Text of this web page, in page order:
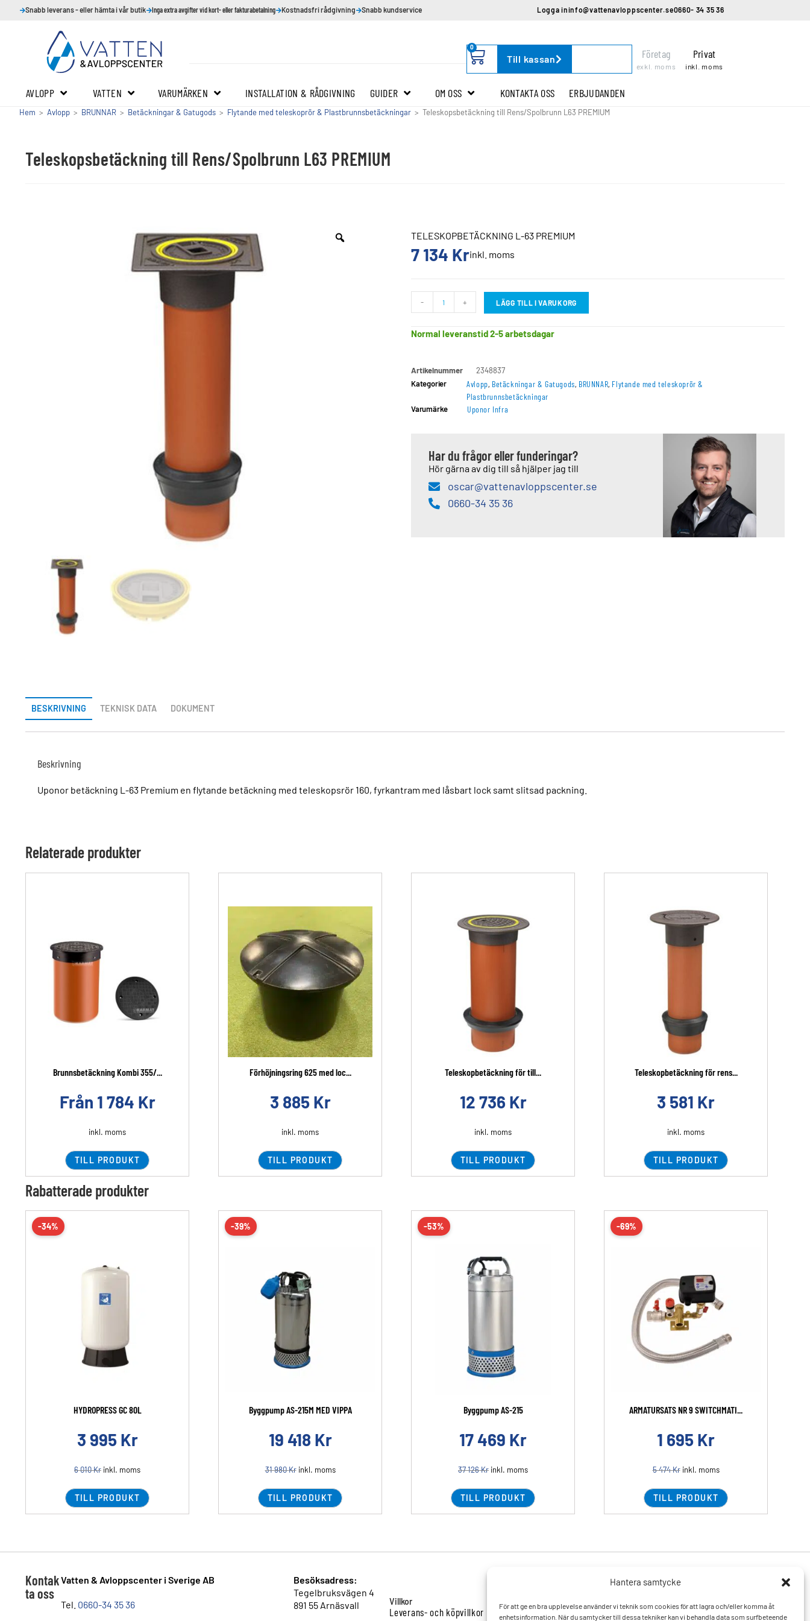
Hantera samtycke
För att ge en bra upplevelse använder vi teknik som cookies för att lagra och/eller komma åt
enhetsinformation. När du samtycker till dessa tekniker kan vi behandla data som surfbeteende
Snabb leverans - eller hämta i vår butik Inga extra avgifter vid kort- eller fakturabetalning Kostnadsfri rådgivning Snabb kundservice Logga ininfo@vattenavloppscenter.se0660- 34 35 36
0
Till kassan Företag
exkl. moms
Privat
inkl. moms
AVLOPP VATTEN VARUMÄRKEN INSTALLATION & RÅDGIVNING GUIDER OM OSS KONTAKTA OSS ERBJUDANDEN
Hem > Avlopp > BRUNNAR > Betäckningar & Gatugods > Flytande med teleskoprör & Plastbrunnsbetäckningar > Teleskopsbetäckning till Rens/Spolbrunn L63 PREMIUM
Teleskopsbetäckning till Rens/Spolbrunn L63 PREMIUM
TELESKOPBETÄCKNING L-63 PREMIUM
7 134 Krinkl. moms
- + LÄGG TILL I VARUKORG
Normal leveranstid 2-5 arbetsdagar
Artikelnummer
2348837
Kategorier
Avlopp, Betäckningar & Gatugods, BRUNNAR, Flytande med teleskoprör &
Plastbrunnsbetäckningar
Varumärke Uponor Infra
Har du frågor eller funderingar?
Hör gärna av dig till så hjälper jag till
oscar@vattenavloppscenter.se
0660-34 35 36
BESKRIVNING TEKNISK DATA DOKUMENT
Beskrivning
Uponor betäckning L-63 Premium en flytande betäckning med teleskopsrör 160, fyrkantram med låsbart lock samt slitsad packning.
Relaterade produkter
Brunnsbetäckning Kombi 355/...
Från 1 784 Kr
inkl. moms
TILL PRODUKT
Förhöjningsring 625 med loc...
3 885 Kr
inkl. moms
TILL PRODUKT
Teleskopbetäckning för till...
12 736 Kr
inkl. moms
TILL PRODUKT
Teleskopbetäckning för rens...
3 581 Kr
inkl. moms
TILL PRODUKT
Rabatterade produkter
-34%
HYDROPRESS GC 80L
3 995 Kr
6 010Kr inkl. moms
TILL PRODUKT
-39%
Byggpump AS-215M MED VIPPA
19 418 Kr
31 980Krinkl. moms
TILL PRODUKT
-53%
Byggpump AS-215
17 469 Kr
37 126Kr inkl. moms
TILL PRODUKT
-69%
ARMATURSATS NR 9 SWITCHMATI...
1 695 Kr
5 474Krinkl. moms
TILL PRODUKT
Kontak
ta oss
Vatten & Avloppscenter i Sverige AB
Tel. 0660-34 35 36
Besöksadress:
Tegelbruksvägen 4
891 55 Arnäsvall
Villkor
Leverans- och köpvillkor
Varumärken
Vanliga frågor och svar